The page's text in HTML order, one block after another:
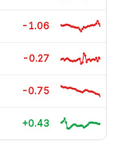
-1.06
-0.27
-0.75
+0.43